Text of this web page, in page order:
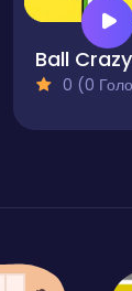
Ball Crazy
0 (0 Голосів)